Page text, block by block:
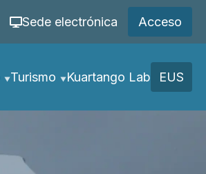
Sede electrónica Acceso
Turismo Kuartango Lab EUS